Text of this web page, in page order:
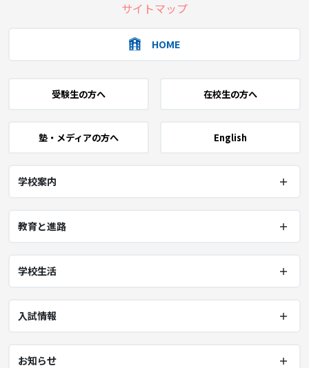
サイトマップ
HOME
受験生の方へ 在校生の方へ
塾・メディアの方へ English
学校案内
教育と進路
学校生活
入試情報
お知らせ